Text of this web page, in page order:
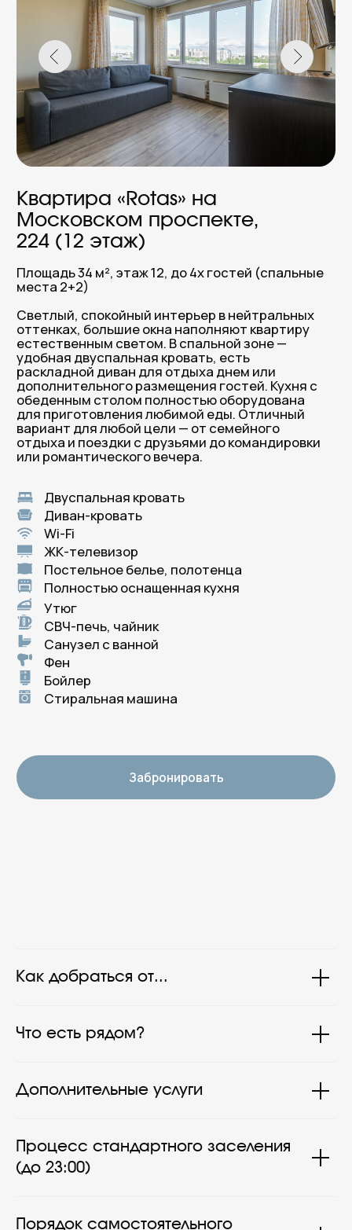
Забронировать
Как добраться от...
Что есть рядом?
Дополнительные услуги
Процесс стандартного заселения
(до 23:00)
Порядок самостоятельного
В Петербург приезжают
снова. И к нам — тоже!
Честные слова гостей, которые нам доверились